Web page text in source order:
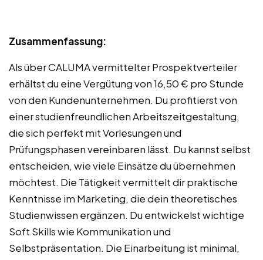
Zusammenfassung:
Als über CALUMA vermittelter Prospektverteiler
erhältst du eine Vergütung von 16,50 € pro Stunde
von den Kundenunternehmen. Du profitierst von
einer studienfreundlichen Arbeitszeitgestaltung,
die sich perfekt mit Vorlesungen und
Prüfungsphasen vereinbaren lässt. Du kannst selbst
entscheiden, wie viele Einsätze du übernehmen
möchtest. Die Tätigkeit vermittelt dir praktische
Kenntnisse im Marketing, die dein theoretisches
Studienwissen ergänzen. Du entwickelst wichtige
Soft Skills wie Kommunikation und
Selbstpräsentation. Die Einarbeitung ist minimal,